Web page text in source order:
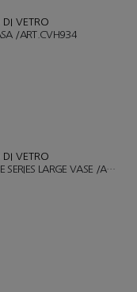
VETRO
/ART.CVH934
VETRO
BUBBLE SERIES LARGE VASE /ART.CVH667